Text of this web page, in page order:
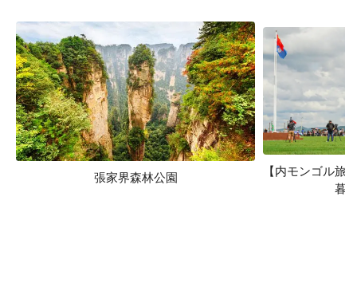
張家界森林公園
【内モンゴル旅
暮